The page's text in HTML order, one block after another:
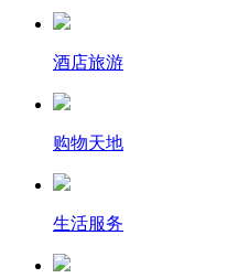
酒店旅游
购物天地
生活服务